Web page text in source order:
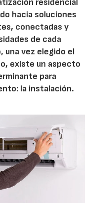
hacia soluciones
conectadas y
de cada
una vez elegido el
existe un aspecto
para
la instalación.